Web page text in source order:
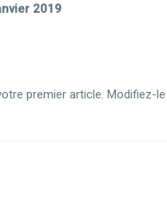
2019
premier article. Modifiez-le